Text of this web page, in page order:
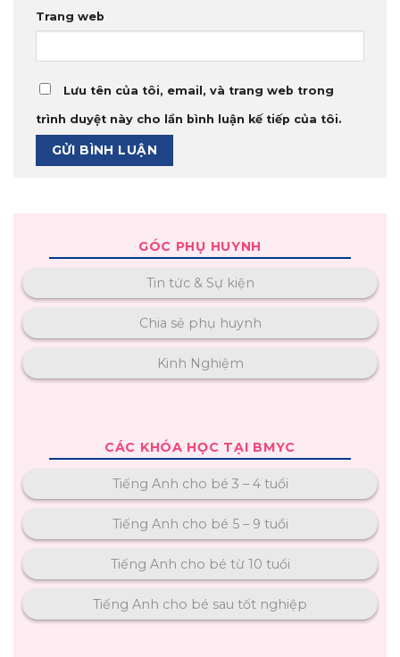
Trang web
Lưu tên của tôi, email, và trang web trong
trình duyệt này cho lần bình luận kế tiếp của tôi.
GÓC PHỤ HUYNH
Tin tức & Sự kiện
Chia sẻ phụ huynh
Kinh Nghiệm
CÁC KHÓA HỌC TẠI BMYC
Tiếng Anh cho bé 3 – 4 tuổi
Tiếng Anh cho bé 5 – 9 tuổi
Tiếng Anh cho bé từ 10 tuổi
Tiếng Anh cho bé sau tốt nghiệp